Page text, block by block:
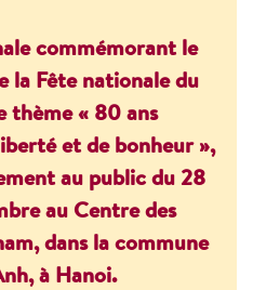
commémorant le
la Fête nationale du
thème « 80 ans
et de bonheur »,
au public du 28
au Centre des
dans la commune
à Hanoi.